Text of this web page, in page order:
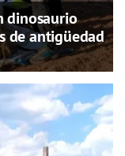
dinosaurio
de antigüedad